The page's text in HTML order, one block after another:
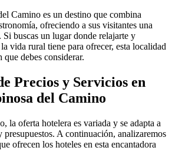
Camino es un destino que combina
ofreciendo a sus visitantes una
buscas un lugar donde relajarte y
vida rural tiene para ofrecer, esta localidad
debes considerar.
Precios y Servicios en
del Camino
la oferta hotelera es variada y se adapta a
presupuestos. A continuación, analizaremos
ofrecen los hoteles en esta encantadora